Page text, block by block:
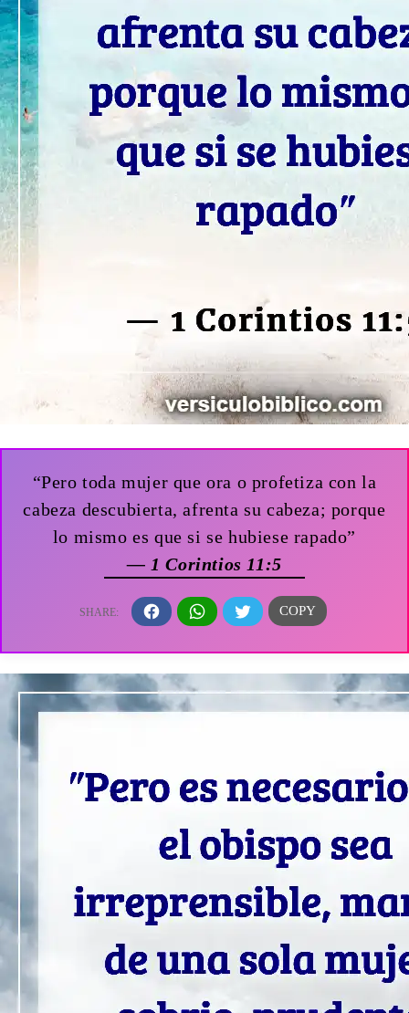
“Pero toda mujer que ora o profetiza con la
cabeza descubierta, afrenta su cabeza; porque
lo mismo es que si se hubiese rapado”
— 1 Corintios 11:5